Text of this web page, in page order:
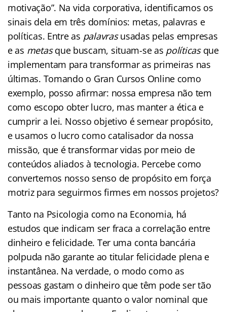
motivação”. Na vida corporativa, identificamos os
sinais dela em três domínios: metas, palavras e
políticas. Entre as palavrasusadas pelas empresas
e as metasque buscam, situam-se as políticasque
implementam para transformar as primeiras nas
últimas. Tomando o Gran Cursos Online como
exemplo, posso afirmar: nossa empresa não tem
como escopo obter lucro, mas manter a ética e
cumprir a lei. Nosso objetivo é semear propósito,
e usamos o lucro como catalisador da nossa
missão, que é transformar vidas por meio de
conteúdos aliados à tecnologia. Percebe como
convertemos nosso senso de propósito em força
motriz para seguirmos firmes em nossos projetos?
Tanto na Psicologia como na Economia, há
estudos que indicam ser fraca a correlação entre
dinheiro e felicidade. Ter uma conta bancária
polpuda não garante ao titular felicidade plena e
instantânea. Na verdade, o modo como as
pessoas gastam o dinheiro que têm pode ser tão
ou mais importante quanto o valor nominal que